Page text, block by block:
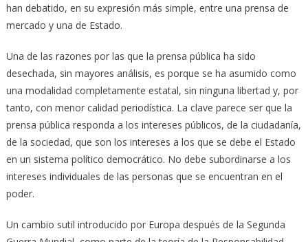
han debatido, en su expresión más simple, entre una prensa de
mercado y una de Estado.
Una de las razones por las que la prensa pública ha sido
desechada, sin mayores análisis, es porque se ha asumido como
una modalidad completamente estatal, sin ninguna libertad y, por
tanto, con menor calidad periodística. La clave parece ser que la
prensa pública responda a los intereses públicos, de la ciudadanía,
de la sociedad, que son los intereses a los que se debe el Estado
en un sistema político democrático. No debe subordinarse a los
intereses individuales de las personas que se encuentran en el
poder.
Un cambio sutil introducido por Europa después de la Segunda